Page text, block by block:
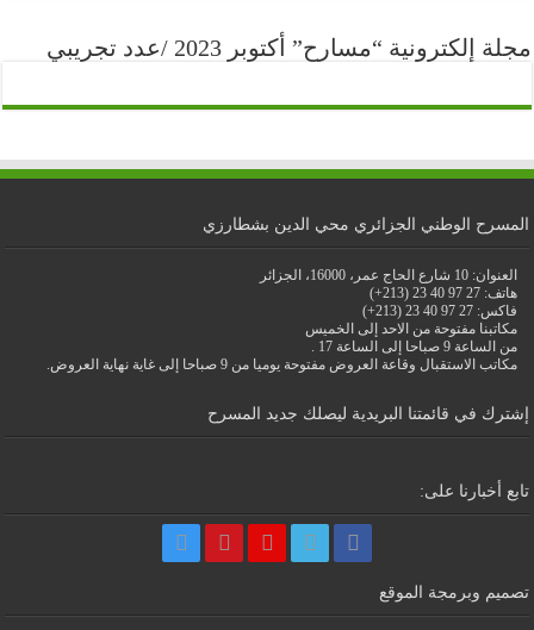
مجلة إلكترونية “مسارح” أكتوبر 2023 /عدد تجريبي
المسرح الوطني الجزائري محي الدين بشطارزي
العنوان: 10 شارع الحاج عمر، 16000، الجزائر
هاتف: 27 97 40 23 (213+)
فاكس: 27 97 40 23 (213+)
مكاتبنا مفتوحة من الاحد إلى الخميس
من الساعة 9 صباحا إلى الساعة 17 .
مكاتب الاستقبال وقاعة العروض مفتوحة يوميا من 9 صباحا إلى غاية نهاية العروض.
إشترك في قائمتنا البريدية ليصلك جديد المسرح
تابع أخبارنا على:
تصميم وبرمجة الموقع